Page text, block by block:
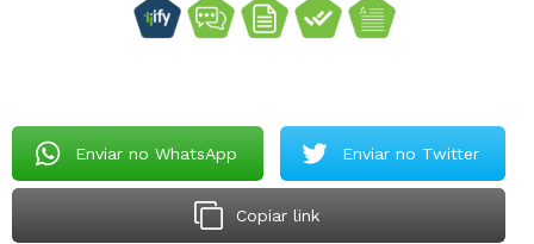
Enviar no WhatsApp Enviar no Twitter
Copiar link